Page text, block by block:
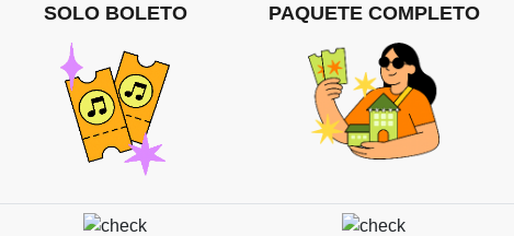
SOLO BOLETO PAQUETE COMPLETO